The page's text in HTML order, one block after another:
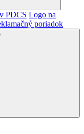
PDCS Logo na
poriadok